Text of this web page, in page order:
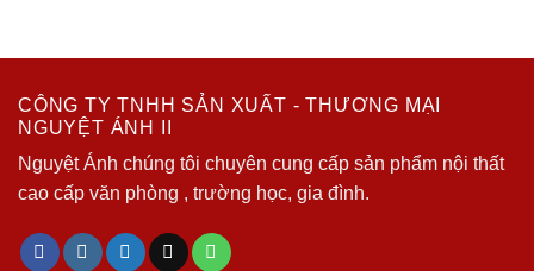
CÔNG TY TNHH SẢN XUẤT - THƯƠNG MẠI
NGUYỆT ÁNH II
Nguyệt Ánh chúng tôi chuyên cung cấp sản phẩm nội thất
cao cấp văn phòng , trường học, gia đình.